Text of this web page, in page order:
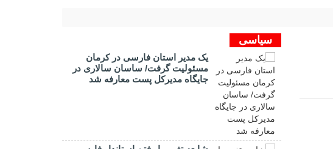
سیاسی
یک مدیر استان فارسی در کرمان
مسئولیت گرفت/ ساسان سالاری در
جایگاه مدیرکل پست معارفه شد